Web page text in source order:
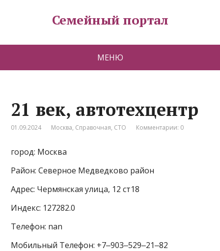
Семейный портал
МЕНЮ
21 век, автотехцентр
01.09.2024 Москва, Справочная, СТО Комментарии: 0
город: Москва
Район: Северное Медведково район
Адрес: Чермянская улица, 12 ст18
Индекс: 127282.0
Телефон: nan
Мобильный Телефон: +7‒903‒529‒21‒82